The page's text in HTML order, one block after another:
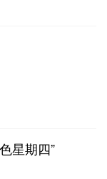
KBW 2023 以及
宙以及链游，碰撞
星期四”